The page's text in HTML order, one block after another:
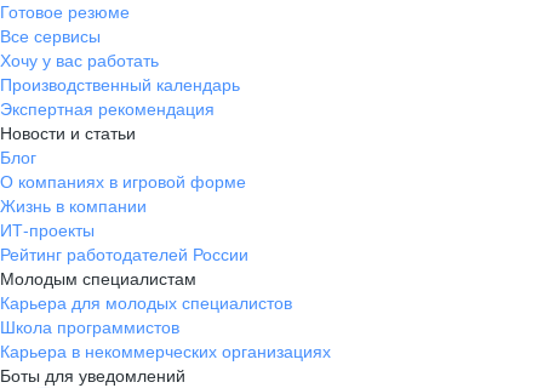
Готовое резюме
Все сервисы
Хочу у вас работать
Производственный календарь
Экспертная рекомендация
Новости и статьи
Блог
О компаниях в игровой форме
Жизнь в компании
ИТ-проекты
Рейтинг работодателей России
Молодым специалистам
Карьера для молодых специалистов
Школа программистов
Карьера в некоммерческих организациях
Боты для уведомлений